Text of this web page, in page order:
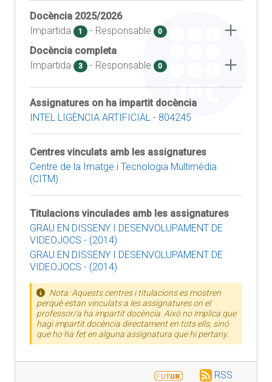
Docència 2025/2026
Impartida
1 - Responsable 0
Docència completa
Impartida
3 - Responsable 0
Assignatures on ha impartit docència
INTEL·LIGÈNCIA ARTIFICIAL - 804245
Centres vinculats amb les assignatures
Centre de la Imatge i Tecnologia Multimèdia
(CITM)
Titulacions vinculades amb les assignatures
GRAU EN DISSENY I DESENVOLUPAMENT DE
VIDEOJOCS - (2014)
GRAU EN DISSENY I DESENVOLUPAMENT DE
VIDEOJOCS - (2014)
Nota: Aquests centres i titulacions es mostren
perquè estan vinculats a les assignatures on el
professor/a ha impartit docència. Això no implica que
hagi impartit docència directament en tots ells, sinó
que ho ha fet en alguna assignatura que hi pertany.
RSS